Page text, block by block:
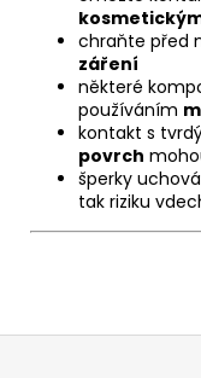
chraňte před
záření
některé
používáním
kontakt s
povrch
šperky
tak riziku
Z